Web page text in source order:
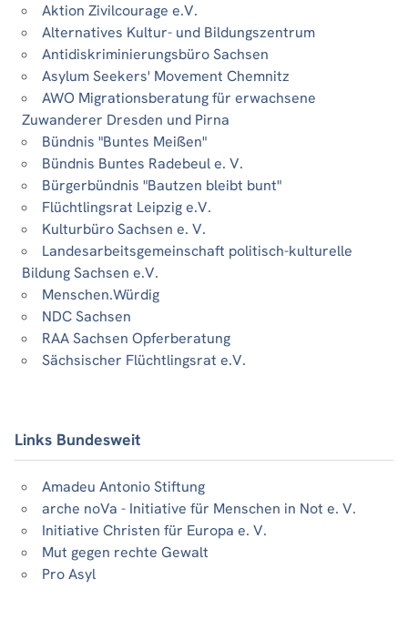
Aktion Zivilcourage e.V.
Alternatives Kultur- und Bildungszentrum
Antidiskriminierungsbüro Sachsen
Asylum Seekers' Movement Chemnitz
AWO Migrationsberatung für erwachsene
Zuwanderer Dresden und Pirna
Bündnis "Buntes Meißen"
Bündnis Buntes Radebeul e. V.
Bürgerbündnis "Bautzen bleibt bunt"
Flüchtlingsrat Leipzig e.V.
Kulturbüro Sachsen e. V.
Landesarbeitsgemeinschaft politisch-kulturelle
Bildung Sachsen e.V.
Menschen.Würdig
NDC Sachsen
RAA Sachsen Opferberatung
Sächsischer Flüchtlingsrat e.V.
Links Bundesweit
Amadeu Antonio Stiftung
arche noVa - Initiative für Menschen in Not e. V.
Initiative Christen für Europa e. V.
Mut gegen rechte Gewalt
Pro Asyl